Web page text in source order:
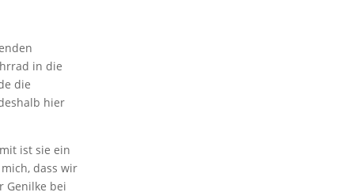
in die
die
hier
ist sie ein
dass wir
Genilke bei